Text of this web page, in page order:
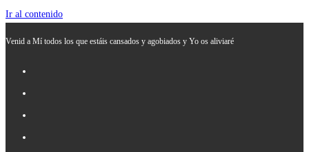
Ir al contenido
Venid a Mí todos los que estáis cansados y agobiados y Yo os aliviaré